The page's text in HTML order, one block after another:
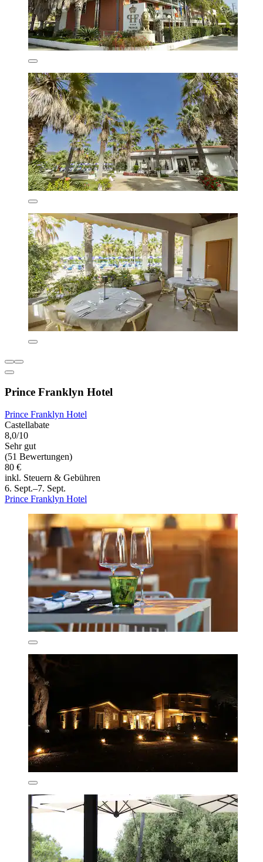
Prince Franklyn Hotel
Prince Franklyn Hotel
Castellabate
8,0/10
Sehr gut
(51 Bewertungen)
80 €
inkl. Steuern & Gebühren
6. Sept.–7. Sept.
Prince Franklyn Hotel